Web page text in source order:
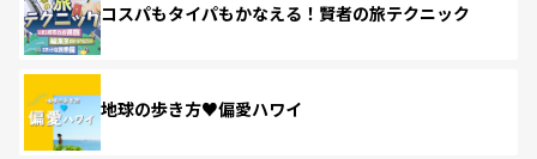
コスパもタイパもかなえる！賢者の旅テクニック
地球の歩き方♥偏愛ハワイ